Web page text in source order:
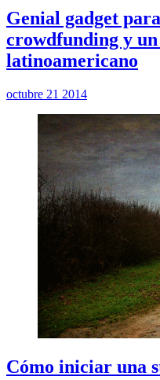
Genial gadget
crowdfunding y
latinoamericano
octubre 21 2014
Cómo iniciar una